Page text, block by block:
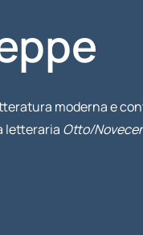
moderna e
letteraria Otto/